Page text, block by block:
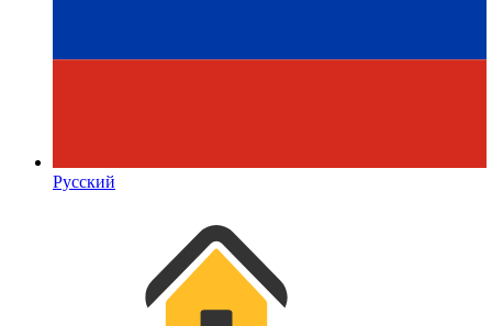
Русский